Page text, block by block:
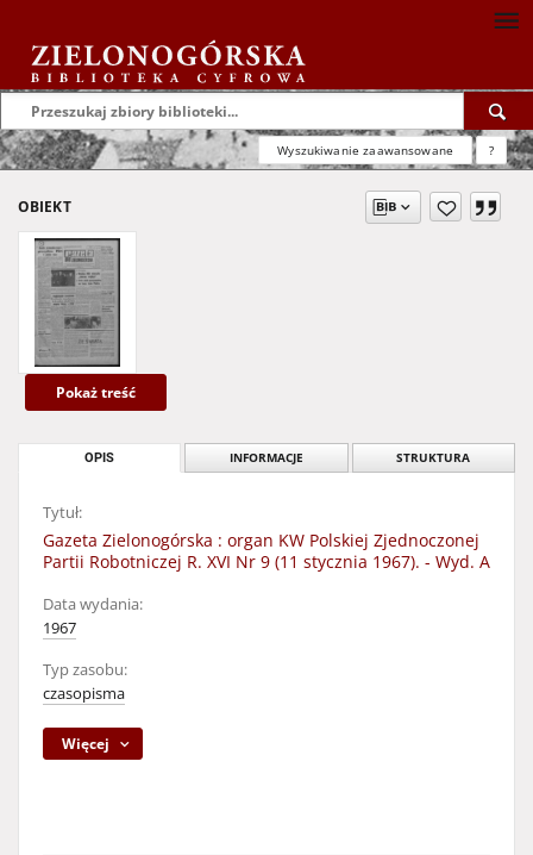
Wyszukiwanie zaawansowane ?
OBIEKT
Pokaż treść
OPIS INFORMACJE STRUKTURA
Tytuł:
Gazeta Zielonogórska : organ KW Polskiej Zjednoczonej
Partii Robotniczej R. XVI Nr 9 (11 stycznia 1967). - Wyd. A
Data wydania:
1967
Typ zasobu:
czasopisma
Więcej